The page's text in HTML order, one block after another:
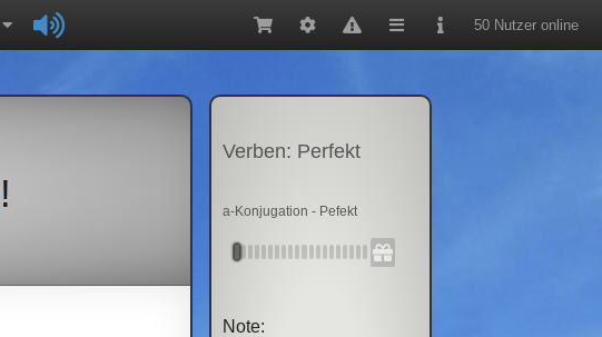
50 Nutzer online
!
Verben: Perfekt
a-Konjugation - Pefekt
Note: